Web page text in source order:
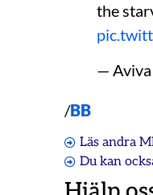
the
— Aviva
/BB
Läs andra
Du kan